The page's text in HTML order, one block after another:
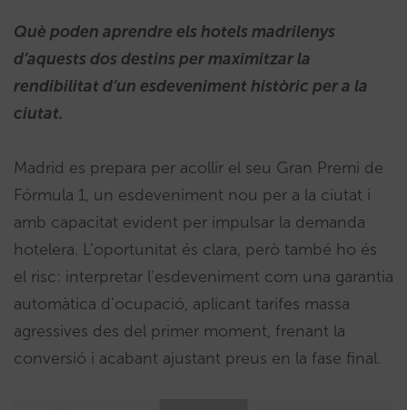
Què poden aprendre els hotels madrilenys
d’aquests dos destins per maximitzar la
rendibilitat d’un esdeveniment històric per a la
ciutat.
Madrid es prepara per acollir el seu Gran Premi de
Fórmula 1, un esdeveniment nou per a la ciutat i
amb capacitat evident per impulsar la demanda
hotelera. L’oportunitat és clara, però també ho és
el risc: interpretar l’esdeveniment com una garantia
automàtica d’ocupació, aplicant tarifes massa
agressives des del primer moment, frenant la
conversió i acabant ajustant preus en la fase final.